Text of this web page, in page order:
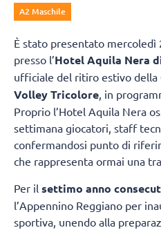
A2 Maschile
È stato presentato
presso l’Hotel Aquila Nera
ufficiale del ritiro estivo della
Volley Tricolore, in
Proprio l’Hotel Aquila Nera
settimana giocatori, staff
confermandosi punto di
che rappresenta ormai una
Per il settimo anno
l’Appennino Reggiano per
sportiva, unendo alla